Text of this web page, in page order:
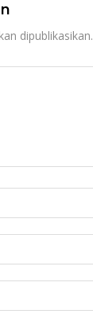
dipublikasikan.